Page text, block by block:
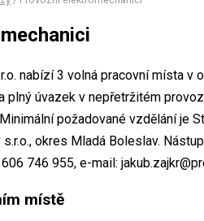
nabízí 3 volná pracovní místa v
plný úvazek v nepřetržitém
požadované vzdělání je
okres Mladá Boleslav.
746 955, e-mail:
místě